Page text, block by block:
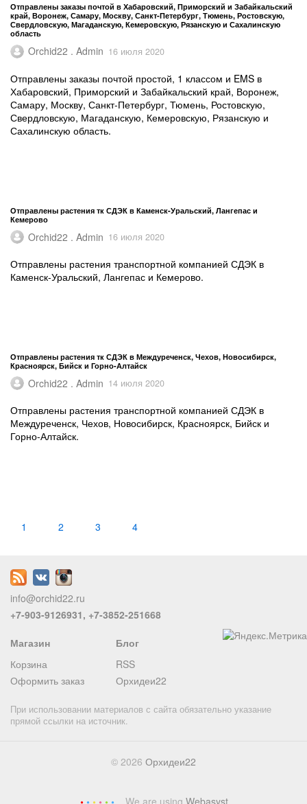
Отправлены заказы почтой в Хабаровский, Приморский и Забайкальский
край, Воронеж, Самару, Москву, Санкт-Петербург, Тюмень, Ростовскую,
Свердловскую, Магаданскую, Кемеровскую, Рязанскую и Сахалинскую
область
Orchid22 . Admin 16 июля 2020
Отправлены заказы почтой простой, 1 классом и EMS в
Хабаровский, Приморский и Забайкальский край, Воронеж,
Самару, Москву, Санкт-Петербург, Тюмень, Ростовскую,
Свердловскую, Магаданскую, Кемеровскую, Рязанскую и
Сахалинскую область.
Отправлены растения тк СДЭК в Каменск-Уральский, Лангепас и
Кемерово
Orchid22 . Admin 16 июля 2020
Отправлены растения транспортной компанией СДЭК в
Каменск-Уральский, Лангепас и Кемерово.
Отправлены растения тк СДЭК в Междуреченск, Чехов, Новосибирск,
Красноярск, Бийск и Горно-Алтайск
Orchid22 . Admin 14 июля 2020
Отправлены растения транспортной компанией СДЭК в
Междуреченск, Чехов, Новосибирск, Красноярск, Бийск и
Горно-Алтайск.
1 2 3 4
info@orchid22.ru
+7-903-9126931, +7-3852-251668
Магазин
Корзина
Оформить заказ
Блог
RSS
Орхидеи22
При использовании материалов с сайта обязательно указание
прямой ссылки на источник.
© 2026 Орхидеи22